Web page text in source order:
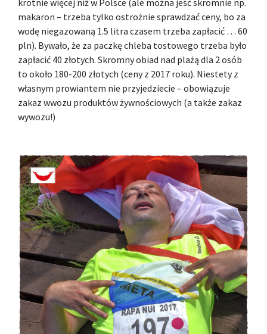
krotnie więcej niż w Polsce (ale można jeść skromnie np.
makaron – trzeba tylko ostrożnie sprawdzać ceny, bo za
wodę niegazowaną 1.5 litra czasem trzeba zapłacić … 60
pln). Bywało, że za paczkę chleba tostowego trzeba było
zapłacić 40 złotych. Skromny obiad nad plażą dla 2 osób
to około 180-200 złotych (ceny z 2017 roku). Niestety z
własnym prowiantem nie przyjedziecie – obowiązuje
zakaz wwozu produktów żywnościowych (a także zakaz
wywozu!)